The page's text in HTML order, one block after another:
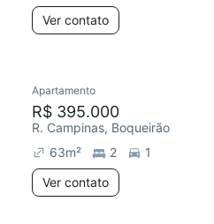
Ver contato
Apartamento
R$ 395.000
R. Campinas, Boqueirão
63m² 2
1
Ver contato